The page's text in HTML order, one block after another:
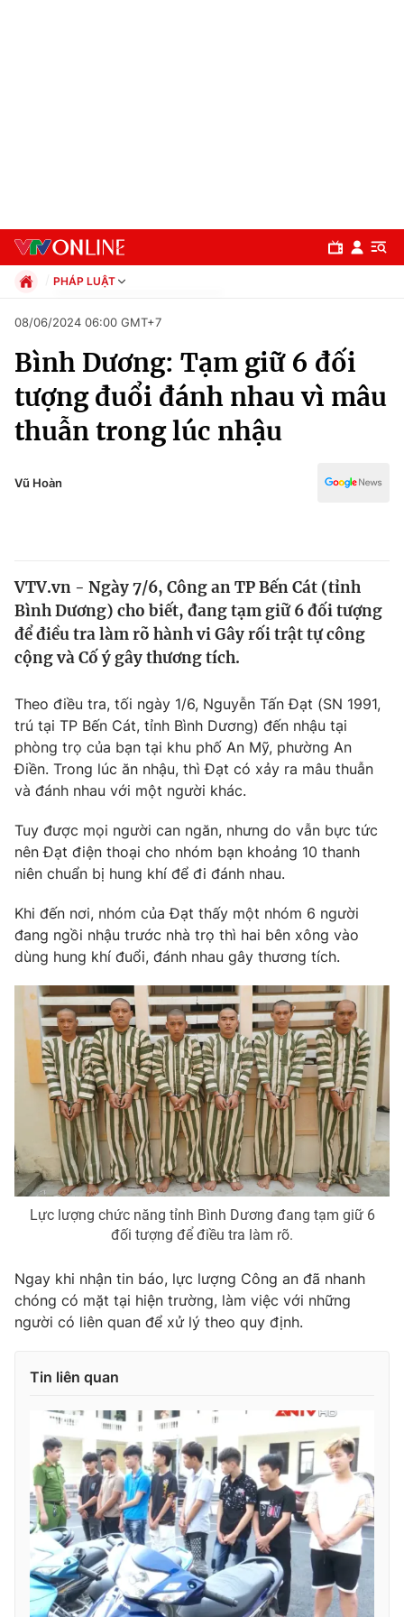
Chuyên mục
Chính trị
Thế giới
Tin tức
Câu chuyện quốc tế
Kinh tế
Tài chính
Thị trường
Góc doanh nghiệp
Dữ liệu và đời sống
Truyền hình
Hậu trường
Nhân vật
Khán giả
Giải sao mai
Giải trí
Điện ảnh
Âm nhạc
Sao
Đời sống
Du lịch
Làm đẹp
Chất lượng cuộc sống
Giáo dục
Tuyển sinh
Học trực tuyến
Công nghệ
Hitech Công nghệ tương lai
Sản phẩm
Thị trường
Tư vấn
Giao lưu trực tuyến
Lịch phát sóng
Chuyên mục khác
Emagazine Podcast
Infographic
Video Shorts video
Thị trường 24h Tấm lòng Việt
VTV4 Vươn mình bằng AI
VTV9 VTV8
Liên hệ tòa soạn English
PHÁP LUẬT
Xã hội
Pháp luật
Thể thao
Truyền hình
Văn hóa - Giải trí
08/06/2024 06:00 GMT+7
Bình Dương: Tạm giữ 6 đối
tượng đuổi đánh nhau vì mâu
thuẫn trong lúc nhậu
Vũ Hoàn
VTV.vn - Ngày 7/6, Công an TP Bến Cát (tỉnh
Bình Dương) cho biết, đang tạm giữ 6 đối tượng
để điều tra làm rõ hành vi Gây rối trật tự công
cộng và Cố ý gây thương tích.
Theo điều tra, tối ngày 1/6, Nguyễn Tấn Đạt (SN 1991,
trú tại TP Bến Cát, tỉnh Bình Dương) đến nhậu tại
phòng trọ của bạn tại khu phố An Mỹ, phường An
Điền. Trong lúc ăn nhậu, thì Đạt có xảy ra mâu thuẫn
và đánh nhau với một người khác.
Tuy được mọi người can ngăn, nhưng do vẫn bực tức
nên Đạt điện thoại cho nhóm bạn khoảng 10 thanh
niên chuẩn bị hung khí để đi đánh nhau.
Khi đến nơi, nhóm của Đạt thấy một nhóm 6 người
đang ngồi nhậu trước nhà trọ thì hai bên xông vào
dùng hung khí đuổi, đánh nhau gây thương tích.
Lực lượng chức năng tỉnh Bình Dương đang tạm giữ 6
đối tượng để điều tra làm rõ.
Ngay khi nhận tin báo, lực lượng Công an đã nhanh
chóng có mặt tại hiện trường, làm việc với những
người có liên quan để xử lý theo quy định.
Tin liên quan